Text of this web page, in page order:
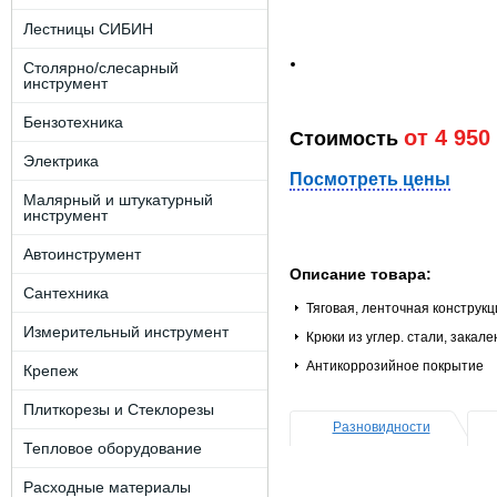
Лестницы СИБИН
Столярно/слесарный
инструмент
Бензотехника
Электрика
Малярный и штукатурный
инструмент
Автоинструмент
Сантехника
Измерительный инструмент
Крепеж
Плиткорезы и Стеклорезы
Тепловое оборудование
Расходные материалы
Стоимость от 4 950
Посмотреть цены
Описание товара:
Тяговая, ленточная
Крюки из углер. стали,
Антикоррозийное покрытие
Разновидности